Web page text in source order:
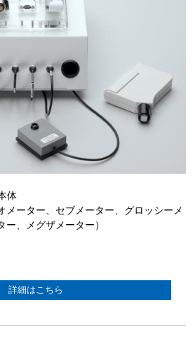
体
メーター、セブメーター、グロッシーメ
、メグザメーター）
詳細はこちら